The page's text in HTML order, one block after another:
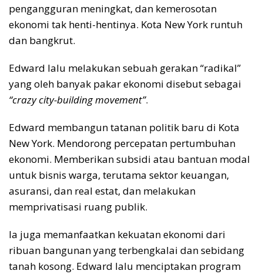
pengangguran meningkat, dan kemerosotan
ekonomi tak henti-hentinya. Kota New York runtuh
dan bangkrut.
Edward lalu melakukan sebuah gerakan “radikal”
yang oleh banyak pakar ekonomi disebut sebagai
“crazy city-building movement”.
Edward membangun tatanan politik baru di Kota
New York. Mendorong percepatan pertumbuhan
ekonomi. Memberikan subsidi atau bantuan modal
untuk bisnis warga, terutama sektor keuangan,
asuransi, dan real estat, dan melakukan
memprivatisasi ruang publik.
Ia juga memanfaatkan kekuatan ekonomi dari
ribuan bangunan yang terbengkalai dan sebidang
tanah kosong. Edward lalu menciptakan program